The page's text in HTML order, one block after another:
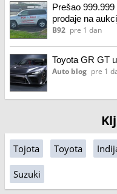
Prešao
prodaje na
B92 pre 1 dan
Toyota GR GT
Auto blog pre 1
Tojota Toyota
Suzuki